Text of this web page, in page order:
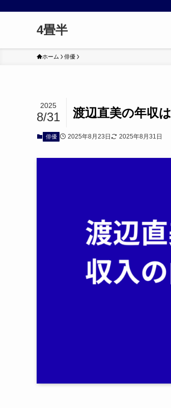
4畳半
ホーム 俳優
渡辺直美の年収
2025
8/31
俳優 2025年8月23日 2025年8月31日